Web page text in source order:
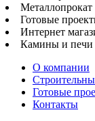
Готовые
Интернет
Камины и печи
О компании
Готовые
Контакты